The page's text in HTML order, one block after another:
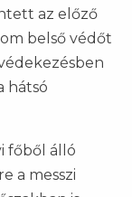
az előző
belső védőt
hátsó
főből álló
a messzi